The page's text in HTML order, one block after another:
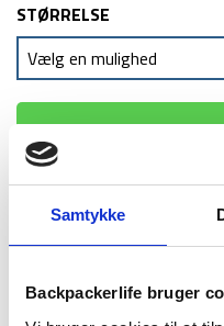
Samtykke
Backpackerlife bruger
STØRRELSE
TILFØJ TIL
1-2 dages
levering